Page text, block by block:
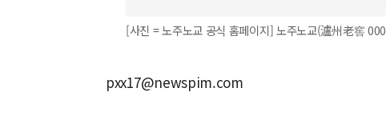
[사진 = 노주노교 공식 홈페이지] 노주노교(瀘州老窖
pxx17@newspim.com